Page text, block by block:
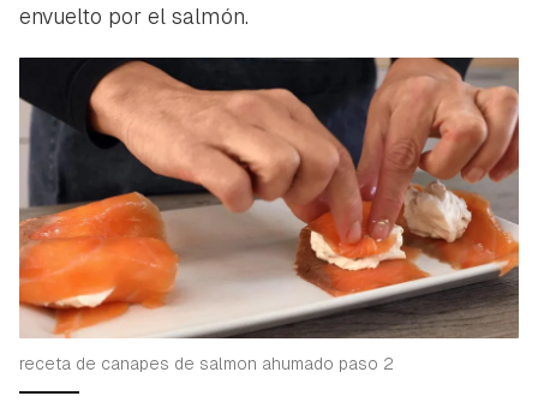
envuelto por el salmón.
receta de canapes de salmon ahumado paso 2